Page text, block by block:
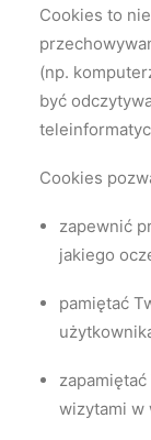
Cookies to
(np.
być
Cookies
zapewnić
jakiego
pamiętać
wizytami w